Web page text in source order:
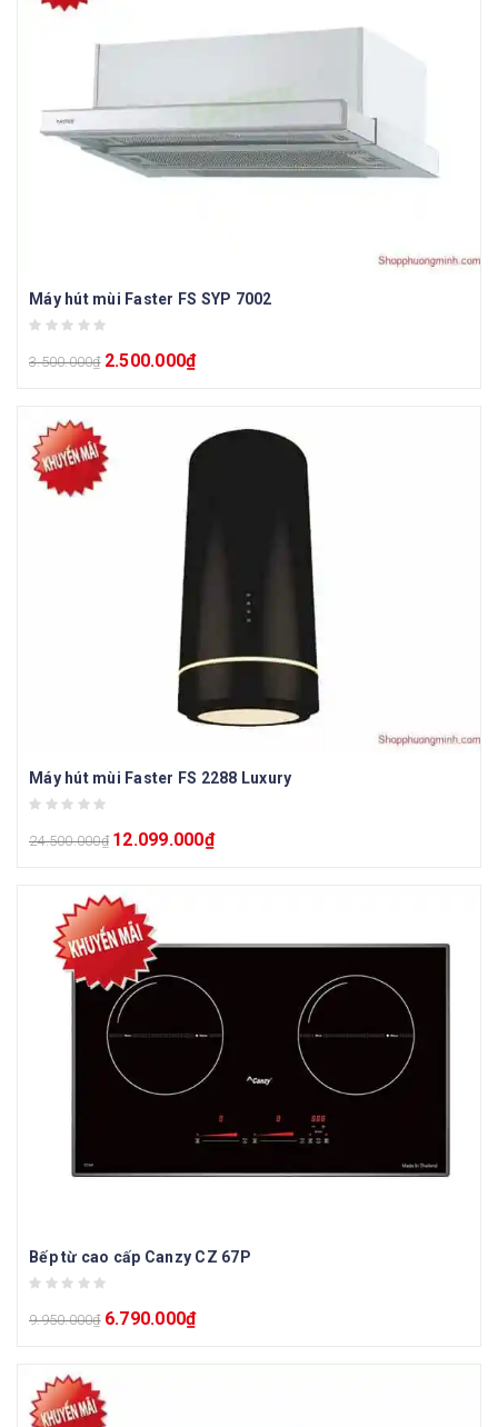
Máy hút mùi Faster FS SYP 7002
3.500.000₫ 2.500.000₫
Máy hút mùi Faster FS 2288 Luxury
24.500.000₫ 12.099.000₫
Bếp từ cao cấp Canzy CZ 67P
9.950.000₫ 6.790.000₫